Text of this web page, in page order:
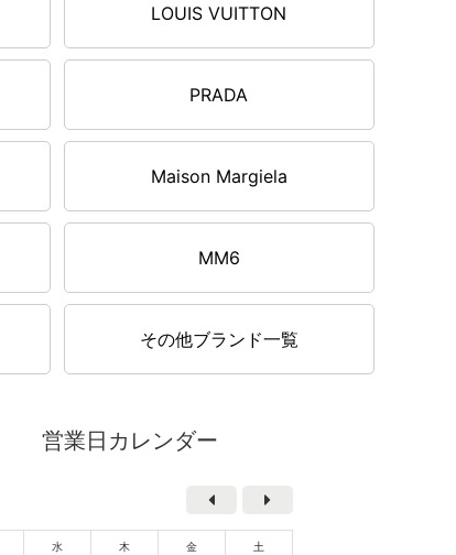
LOUIS VUITTON
PRADA
Maison Margiela
MM6
その他ブランド一覧
営業日カレンダー
水 木 金 土